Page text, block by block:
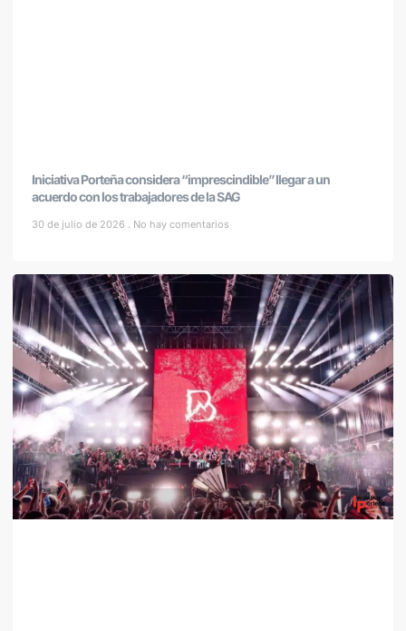
Iniciativa Porteña considera “imprescindible” llegar a un
acuerdo con los trabajadores de la SAG
30 de julio de 2026 No hay comentarios